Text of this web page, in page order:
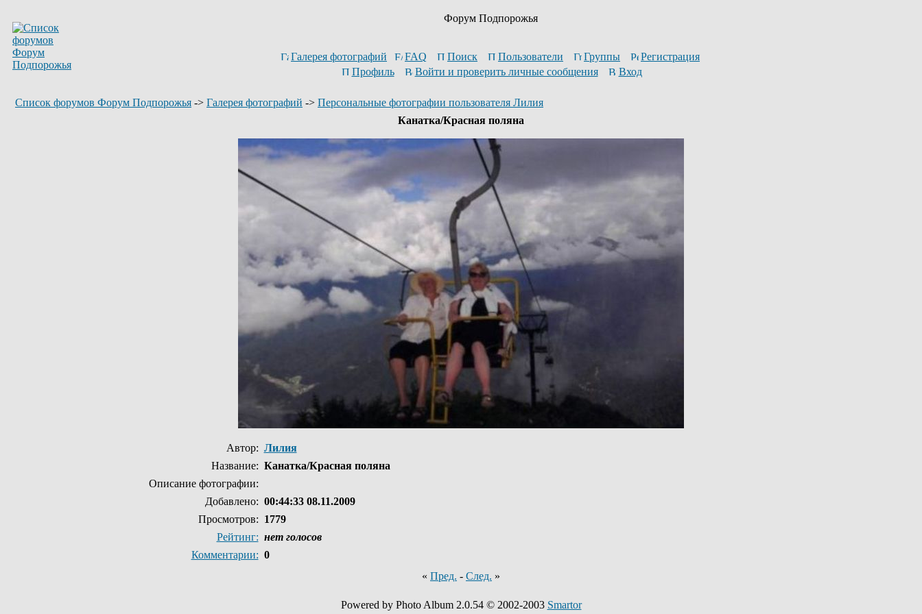
Форум Подпорожья
Галерея фотографий FAQ Поиск Пользователи Группы
Регистрация
Профиль
Войти и проверить личные сообщения Вход
Список форумов Форум Подпорожья -> Галерея фотографий -> Персональные фотографии пользователя Лилия
Канатка/Красная поляна
Автор: Лилия
Название: Канатка/Красная поляна
Описание фотографии:
Добавлено: 00:44:33 08.11.2009
Просмотров: 1779
Рейтинг: нет голосов
Комментарии: 0
« Пред. - След. »
Powered by Photo Album 2.0.54 © 2002-2003 Smartor